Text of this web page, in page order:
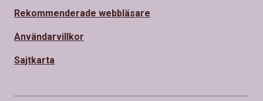
Rekommenderade webbläsare
Användarvillkor
Sajtkarta